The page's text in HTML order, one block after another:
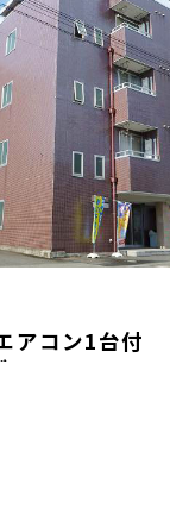
アコン1台付